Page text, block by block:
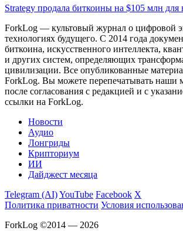
Strategy продала биткоины на $105 млн
ForkLog — культовый журнал о цифровой
технологиях будущего. С 2014 года
биткоина, искусственного интеллекта,
и других систем, определяющих
цивилизации. Все опубликованные
ForkLog. Вы можете перепечатывать наши
после согласования с редакцией и с
ссылки на ForkLog.
Новости
Аудио
Лонгриды
Крипториум
ИИ
Дайджест месяца
Telegram (AI)YouTube Facebook X
Политика приватности Условия
ForkLog ©2014 — 2026